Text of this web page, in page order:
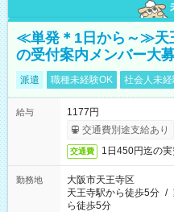
≪単発＊1日から～≫天
の受付案内メンバー大募
派遣 職種未経験OK 社会人未
給与
1177円
交通費別途支給あり
交通費 1日450円迄の
勤務地
大阪市天王寺区
天王寺駅から徒歩5分 /
ら徒歩5分